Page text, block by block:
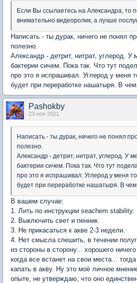
Если Вы ссылаетесь на Александра, то
внимательно видеоролик, а лучше
Написать - ты дурак, ничего не понял
полезно.
Александр - детрит, нитрат, углерод. У
бактерии сичем. Пока так. Что тут
про это я испрашивал. Углерод у меня
будет при переработке нашатыря. В
Pashokby
23 ноя 2021
Написать - ты дурак, ничего не понял
полезно.
Александр - детрит, нитрат, углерод. У
бактерии сичем. Пока так. Что тут
про это я испрашивал. Углерод у меня
будет при переработке нашатыря. В
В вашем случае:
1. Лить по инструкции seachem stability.
2. Выключить свет и пенник.
3. Не прикасаться к акве 2-3 недели.
4. Нет смысла спешить, в течении
из стороны в сторону... хорошего
когда все встанет на свои места...
капать в акву. Ну это моё личное
опыте, не утверждаю, что оно